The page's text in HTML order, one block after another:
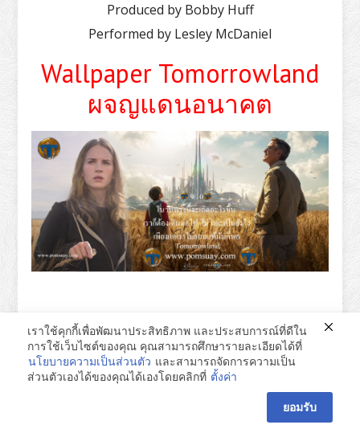
Produced by Bobby Huff
Performed by Lesley McDaniel
Wallpaper Tomorrowland
ผจญแดนอนาคต
เราใช้คุกกี้เพื่อพัฒนาประสิทธิภาพ และประสบการณ์ที่ดีใน
การใช้เว็บไซต์ของคุณ คุณสามารถศึกษารายละเอียดได้ที่
นโยบายความเป็นส่วนตัว และสามารถจัดการความเป็น
ส่วนตัวเองได้ของคุณได้เองโดยคลิกที่ ตั้งค่า
ยอมรับ